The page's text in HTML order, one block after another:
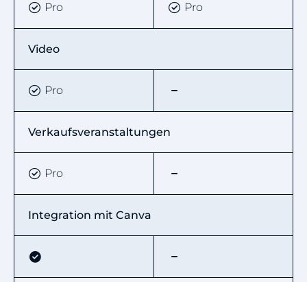
Pro Pro
Video
Pro
Verkaufsveranstaltungen
Pro
Integration mit Canva